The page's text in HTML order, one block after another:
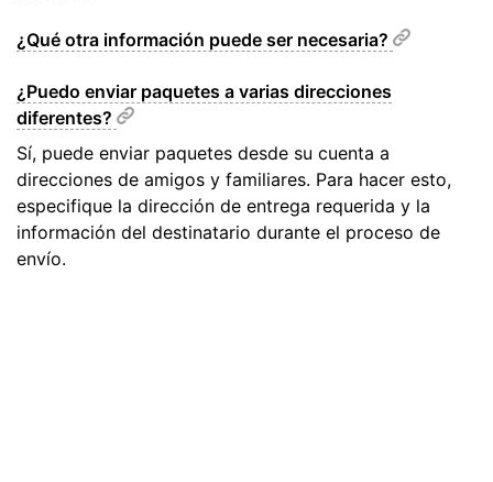
¿Qué otra información puede ser necesaria?
¿Puedo enviar paquetes a varias direcciones
diferentes?
Sí, puede enviar paquetes desde su cuenta a
direcciones de amigos y familiares. Para hacer esto,
especifique la dirección de entrega requerida y la
información del destinatario durante el proceso de
envío.